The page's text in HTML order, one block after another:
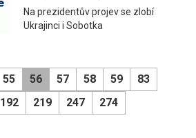
Na prezidentův projev se zlobí
Ukrajinci i Sobotka
55 56 57 58 59
83
192 219 247 274